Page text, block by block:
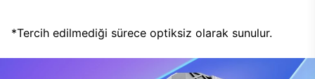
*Tercih edilmediği sürece optiksiz olarak sunulur.